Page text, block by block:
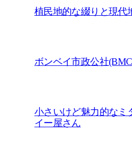
植民地的な綴りと現代
ボンベイ市政公社
小さいけど魅力的なミ
イー屋さん